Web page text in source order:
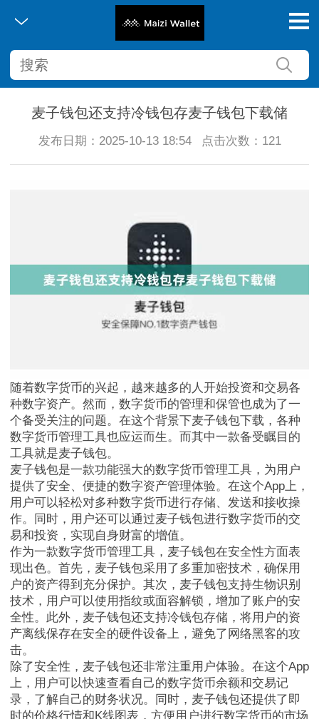
MathWalletNFT
麦子钱包还支持冷钱包存麦子钱包下载储
发布日期：2025-10-13 18:54 点击次数：121
随着数字货币的兴起，越来越多的人开始投资和交易各
种数字资产。然而，数字货币的管理和保管也成为了一
个备受关注的问题。在这个背景下麦子钱包下载，各种
数字货币管理工具也应运而生。而其中一款备受瞩目的
工具就是麦子钱包。
麦子钱包是一款功能强大的数字货币管理工具，为用户
提供了安全、便捷的数字资产管理体验。在这个App上，
用户可以轻松对多种数字货币进行存储、发送和接收操
作。同时，用户还可以通过麦子钱包进行数字货币的交
易和投资，实现自身财富的增值。
作为一款数字货币管理工具，麦子钱包在安全性方面表
现出色。首先，麦子钱包采用了多重加密技术，确保用
户的资产得到充分保护。其次，麦子钱包支持生物识别
技术，用户可以使用指纹或面容解锁，增加了账户的安
全性。此外，麦子钱包还支持冷钱包存储，将用户的资
产离线保存在安全的硬件设备上，避免了网络黑客的攻
击。
除了安全性，麦子钱包还非常注重用户体验。在这个App
上，用户可以快速查看自己的数字货币余额和交易记
录，了解自己的财务状况。同时，麦子钱包还提供了即
时的价格行情和K线图表，方便用户进行数字货币的市场